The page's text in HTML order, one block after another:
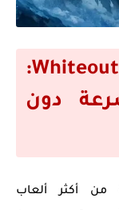
أسرار لعبة Whiteout Survival:
دون
من أكثر ألعاب